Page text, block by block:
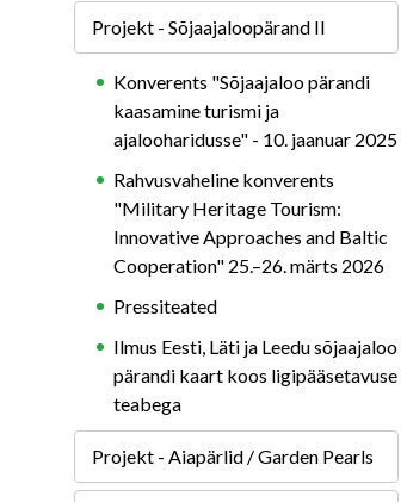
Projekt - Sõjaajaloopärand II
Konverents "Sõjaajaloo pärandi
kaasamine turismi ja
ajalooharidusse" - 10. jaanuar 2025
Rahvusvaheline konverents
"Military Heritage Tourism:
Innovative Approaches and Baltic
Cooperation" 25.–26. märts 2026
Pressiteated
Ilmus Eesti, Läti ja Leedu sõjaajaloo
pärandi kaart koos ligipääsetavuse
teabega
Projekt - Aiapärlid / Garden Pearls